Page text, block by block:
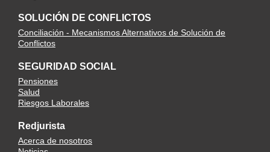
SOLUCIÓN DE CONFLICTOS
Conciliación - Mecanismos Alternativos de Solución de
Conflictos
SEGURIDAD SOCIAL
Pensiones
Salud
Riesgos Laborales
Redjurista
Acerca de nosotros